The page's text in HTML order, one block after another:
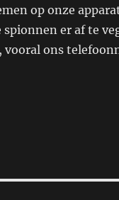
op onze
er af te
vooral ons